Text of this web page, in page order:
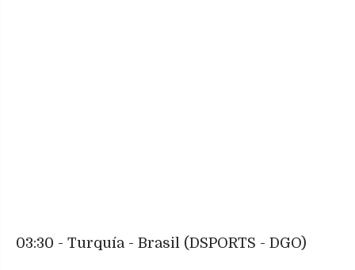
03:30 - Turquía - Brasil (DSPORTS - DGO)